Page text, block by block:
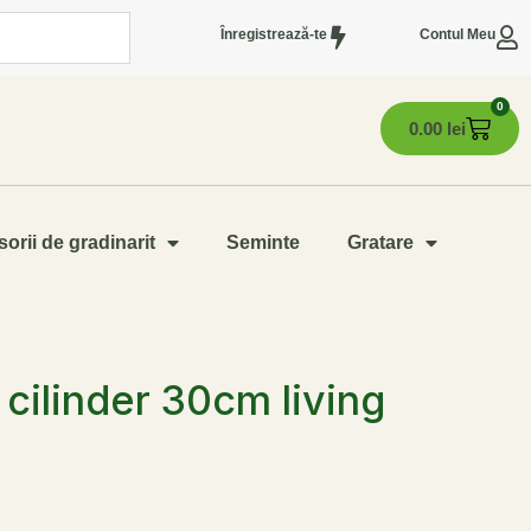
Înregistrează-te Contul Meu
0.00 lei
0
de gradinarit Seminte Gratare
30cm living